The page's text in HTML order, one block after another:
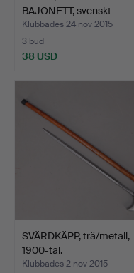
BAJONETT, svenskt
kavaller…
Klubbades 24 nov 2015
3 bud
38 USD
SVÄRDKÄPP, trä/metall,
1900-tal.
Klubbades 2 nov 2015